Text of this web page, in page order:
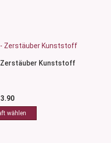
Zerstäuber Kunststoff